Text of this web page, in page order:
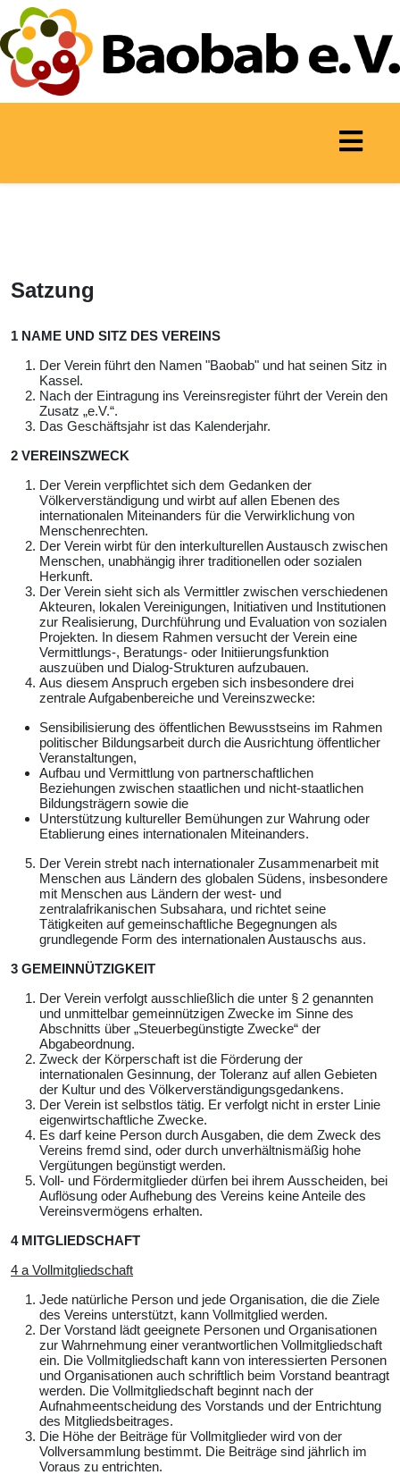
Satzung
1 NAME UND SITZ DES VEREINS
Der Verein führt den Namen "Baobab" und hat seinen Sitz in
Kassel.
Nach der Eintragung ins Vereinsregister führt der Verein den
Zusatz „e.V.“.
Das Geschäftsjahr ist das Kalenderjahr.
2 VEREINSZWECK
Der Verein verpflichtet sich dem Gedanken der
Völkerverständigung und wirbt auf allen Ebenen des
internationalen Miteinanders für die Verwirklichung von
Menschenrechten.
Der Verein wirbt für den interkulturellen Austausch zwischen
Menschen, unabhängig ihrer traditionellen oder sozialen
Herkunft.
Der Verein sieht sich als Vermittler zwischen verschiedenen
Akteuren, lokalen Vereinigungen, Initiativen und Institutionen
zur Realisierung, Durchführung und Evaluation von sozialen
Projekten. In diesem Rahmen versucht der Verein eine
Vermittlungs-, Beratungs- oder Initiierungsfunktion
auszuüben und Dialog-Strukturen aufzubauen.
Aus diesem Anspruch ergeben sich insbesondere drei
zentrale Aufgabenbereiche und Vereinszwecke:
Sensibilisierung des öffentlichen Bewusstseins im Rahmen
politischer Bildungsarbeit durch die Ausrichtung öffentlicher
Veranstaltungen,
Aufbau und Vermittlung von partnerschaftlichen
Beziehungen zwischen staatlichen und nicht-staatlichen
Bildungsträgern sowie die
Unterstützung kultureller Bemühungen zur Wahrung oder
Etablierung eines internationalen Miteinanders.
Der Verein strebt nach internationaler Zusammenarbeit mit
Menschen aus Ländern des globalen Südens, insbesondere
mit Menschen aus Ländern der west- und
zentralafrikanischen Subsahara, und richtet seine
Tätigkeiten auf gemeinschaftliche Begegnungen als
grundlegende Form des internationalen Austauschs aus.
3 GEMEINNÜTZIGKEIT
Der Verein verfolgt ausschließlich die unter § 2 genannten
und unmittelbar gemeinnützigen Zwecke im Sinne des
Abschnitts über „Steuerbegünstigte Zwecke“ der
Abgabeordnung.
Zweck der Körperschaft ist die Förderung der
internationalen Gesinnung, der Toleranz auf allen Gebieten
der Kultur und des Völkerverständigungsgedankens.
Der Verein ist selbstlos tätig. Er verfolgt nicht in erster Linie
eigenwirtschaftliche Zwecke.
Es darf keine Person durch Ausgaben, die dem Zweck des
Vereins fremd sind, oder durch unverhältnismäßig hohe
Vergütungen begünstigt werden.
Voll- und Fördermitglieder dürfen bei ihrem Ausscheiden, bei
Auflösung oder Aufhebung des Vereins keine Anteile des
Vereinsvermögens erhalten.
4 MITGLIEDSCHAFT
4 a Vollmitgliedschaft
Jede natürliche Person und jede Organisation, die die Ziele
des Vereins unterstützt, kann Vollmitglied werden.
Der Vorstand lädt geeignete Personen und Organisationen
zur Wahrnehmung einer verantwortlichen Vollmitgliedschaft
ein. Die Vollmitgliedschaft kann von interessierten Personen
und Organisationen auch schriftlich beim Vorstand beantragt
werden. Die Vollmitgliedschaft beginnt nach der
Aufnahmeentscheidung des Vorstands und der Entrichtung
des Mitgliedsbeitrages.
Die Höhe der Beiträge für Vollmitglieder wird von der
Vollversammlung bestimmt. Die Beiträge sind jährlich im
Voraus zu entrichten.